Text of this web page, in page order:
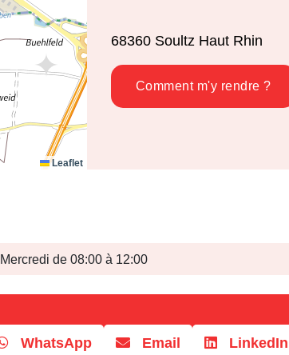
Leaflet
68360 Soultz Haut Rhin
Comment m'y rendre ?
Mercredi de 08:00 à 12:00
WhatsApp Email LinkedIn